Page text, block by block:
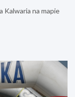
Kalwaria na mapie